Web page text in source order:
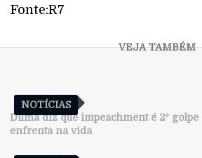
Fonte:R7
NOTÍCIAS
Dilma diz que impeachment é 2º golpe
enfrenta na vida